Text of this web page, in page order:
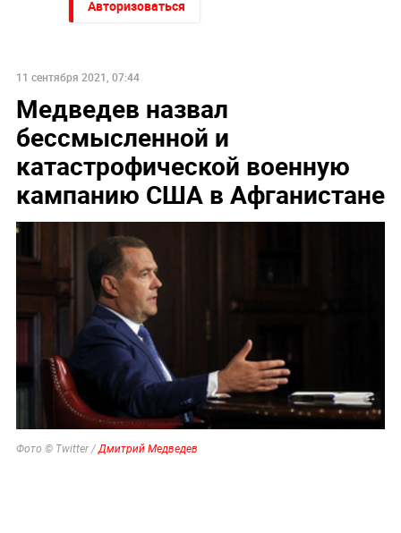
Авторизоваться
НОВОСТИ ПАРТНЕРОВ
По бежавшему из России Надеждину* нанесли новый
удар
Соседов: Пугачева безнадежно постарела
Дело убитых в Таиланде россиян прекратило череду
убийств
Киев обречён: особые войска зашли в Чернигов
"Придется нанести удар". На Западе высказались о
войне с Россией
МИД Польши отреагировал на перенос посольства
России